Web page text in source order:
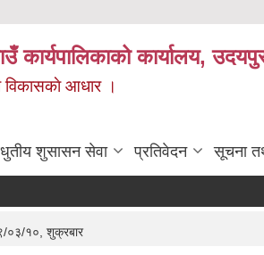
कार्यपालिकाको कार्यालय,
विकासकाे आधार ।
शुसासन सेवा प्रतिवेदन सूचना
०३/१०, शुक्रबार